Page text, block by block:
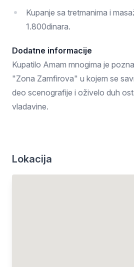
Kupanje sa tretmanima i
1.800dinara.
Dodatne informacije
Kupatilo Amam mnogima je
"Zona Zamfirova" u kojem se
deo scenografije i oživelo duh
vladavine.
Lokacija